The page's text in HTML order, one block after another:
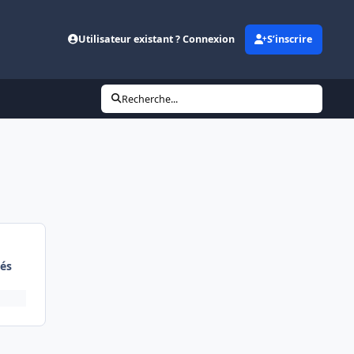
Utilisateur existant ? Connexion S’inscrire
Recherche...